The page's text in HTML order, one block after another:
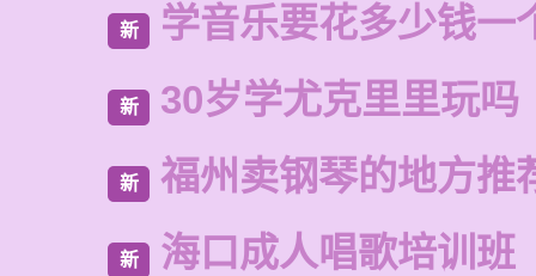
新 学音乐要花多少钱一
新 30岁学尤克里里玩吗
新 福州卖钢琴的地方推
新 海口成人唱歌培训班